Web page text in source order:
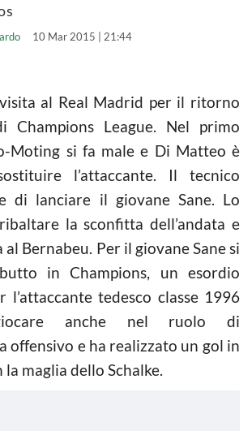
10 Mar 2015 | 21:44
al Real Madrid per il ritorno
Champions League. Nel primo
Moting si fa male e Di Matteo è
l’attaccante. Il tecnico
di lanciare il giovane Sane. Lo
la sconfitta dell’andata e
al Bernabeu. Per il giovane Sane si
in Champions, un esordio
l’attaccante tedesco classe 1996
anche nel ruolo di
offensivo e ha realizzato un gol in
la maglia dello Schalke.